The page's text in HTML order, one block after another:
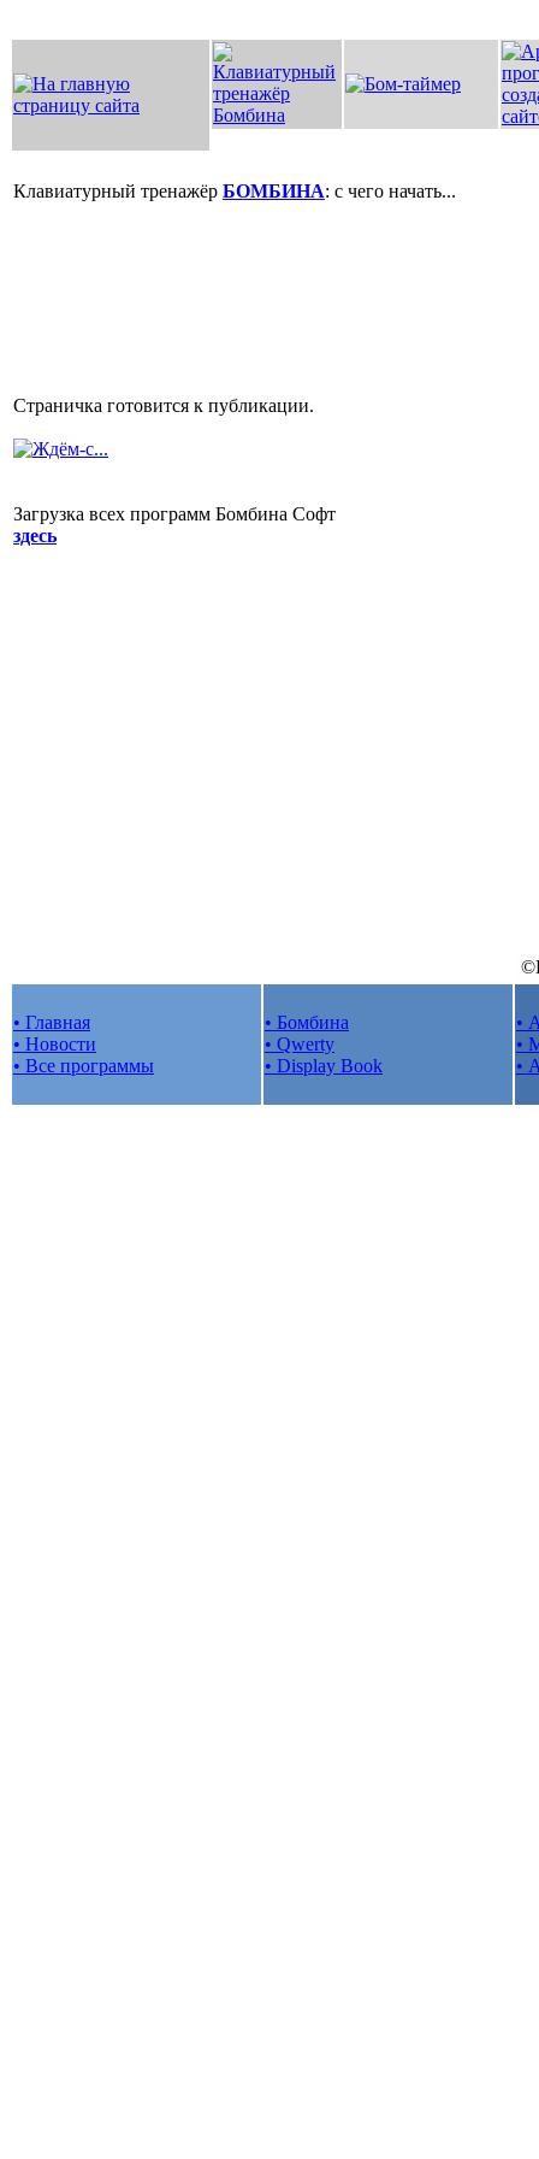
Клавиатурный тренажёр БОМБИНА: с чего начать...
Страничка готовится к публикации.
Загрузка всех программ Бомбина Софт
здесь
• Главная
• Новости
• Все программы
• Бомбина
• Qwerty
• Display Book
•
•
•